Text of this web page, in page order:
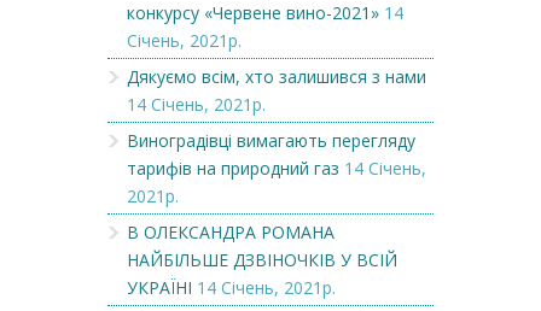
конкурсу «Червене вино-2021» 14
Січень, 2021р.
Дякуємо всім, хто залишився з нами
14 Січень, 2021р.
Виноградівці вимагають перегляду
тарифів на природний газ 14 Січень,
2021р.
В ОЛЕКСАНДРА РОМАНА
НАЙБІЛЬШЕ ДЗВІНОЧКІВ У ВСІЙ
УКРАЇНІ 14 Січень, 2021р.